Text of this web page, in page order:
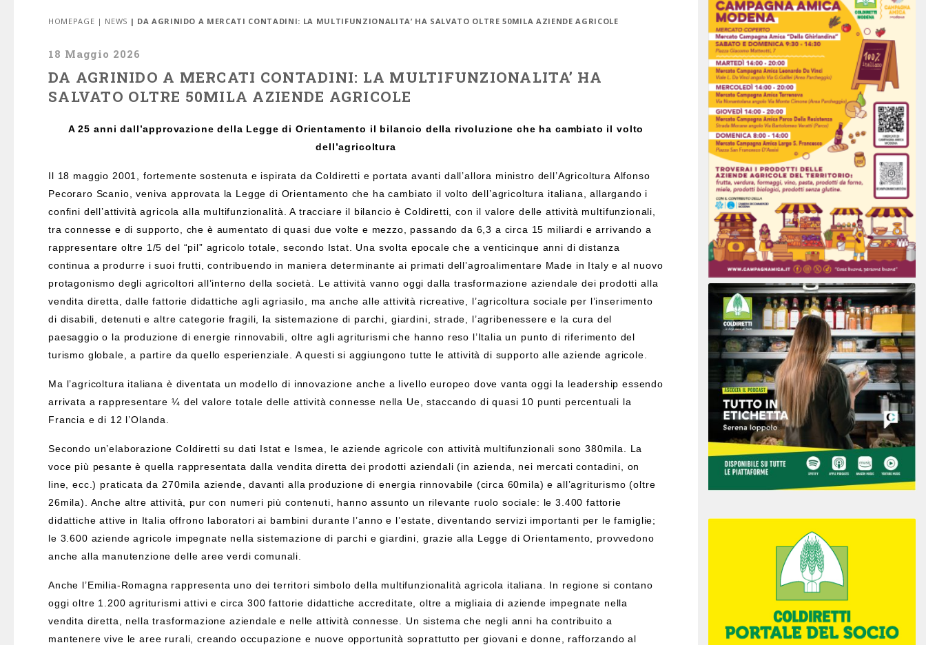
HOMEPAGE | NEWS | DA AGRINIDO A MERCATI CONTADINI: LA MULTIFUNZIONALITA’ HA SALVATO OLTRE 50MILA AZIENDE AGRICOLE
18 Maggio 2026
DA AGRINIDO A MERCATI CONTADINI: LA MULTIFUNZIONALITA’ HA
SALVATO OLTRE 50MILA AZIENDE AGRICOLE
A 25 anni dall’approvazione della Legge di Orientamento il bilancio della rivoluzione che ha cambiato il volto
dell’agricoltura
Il 18 maggio 2001, fortemente sostenuta e ispirata da Coldiretti e portata avanti dall’allora ministro dell’Agricoltura Alfonso
Pecoraro Scanio, veniva approvata la Legge di Orientamento che ha cambiato il volto dell’agricoltura italiana, allargando i
confini dell’attività agricola alla multifunzionalità. A tracciare il bilancio è Coldiretti, con il valore delle attività multifunzionali,
tra connesse e di supporto, che è aumentato di quasi due volte e mezzo, passando da 6,3 a circa 15 miliardi e arrivando a
rappresentare oltre 1/5 del “pil” agricolo totale, secondo Istat. Una svolta epocale che a venticinque anni di distanza
continua a produrre i suoi frutti, contribuendo in maniera determinante ai primati dell’agroalimentare Made in Italy e al nuovo
protagonismo degli agricoltori all’interno della società. Le attività vanno oggi dalla trasformazione aziendale dei prodotti alla
vendita diretta, dalle fattorie didattiche agli agriasilo, ma anche alle attività ricreative, l’agricoltura sociale per l’inserimento
di disabili, detenuti e altre categorie fragili, la sistemazione di parchi, giardini, strade, l’agribenessere e la cura del
paesaggio o la produzione di energie rinnovabili, oltre agli agriturismi che hanno reso l’Italia un punto di riferimento del
turismo globale, a partire da quello esperienziale. A questi si aggiungono tutte le attività di supporto alle aziende agricole.
Ma l’agricoltura italiana è diventata un modello di innovazione anche a livello europeo dove vanta oggi la leadership essendo
arrivata a rappresentare ¼ del valore totale delle attività connesse nella Ue, staccando di quasi 10 punti percentuali la
Francia e di 12 l’Olanda.
Secondo un’elaborazione Coldiretti su dati Istat e Ismea, le aziende agricole con attività multifunzionali sono 380mila. La
voce più pesante è quella rappresentata dalla vendita diretta dei prodotti aziendali (in azienda, nei mercati contadini, on
line, ecc.) praticata da 270mila aziende, davanti alla produzione di energia rinnovabile (circa 60mila) e all’agriturismo (oltre
26mila). Anche altre attività, pur con numeri più contenuti, hanno assunto un rilevante ruolo sociale: le 3.400 fattorie
didattiche attive in Italia offrono laboratori ai bambini durante l’anno e l’estate, diventando servizi importanti per le famiglie;
le 3.600 aziende agricole impegnate nella sistemazione di parchi e giardini, grazie alla Legge di Orientamento, provvedono
anche alla manutenzione delle aree verdi comunali.
Anche l’Emilia-Romagna rappresenta uno dei territori simbolo della multifunzionalità agricola italiana. In regione si contano
oggi oltre 1.200 agriturismi attivi e circa 300 fattorie didattiche accreditate, oltre a migliaia di aziende impegnate nella
vendita diretta, nella trasformazione aziendale e nelle attività connesse. Un sistema che negli anni ha contribuito a
mantenere vive le aree rurali, creando occupazione e nuove opportunità soprattutto per giovani e donne, rafforzando al